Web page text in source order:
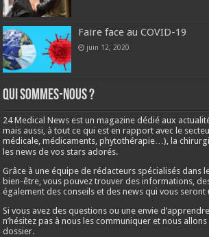
Faire face au COVID-19
juin 12, 2020
Qui sommes-nous ?
24 Medical News est un magazine dédié aux
mais aussi, à tout ce qui est en rapport avec le
médicale, médicaments, phytothérapie…), la
les news de vos stars adorés.
Grâce à une équipe de rédacteurs spécialisés dans
bien-être, vous pouvez trouver des informations,
également des conseils et des news qui vous seront
Si vous avez des questions ou une envie
n’hésitez pas à nous les communiquer et nous
dossier.